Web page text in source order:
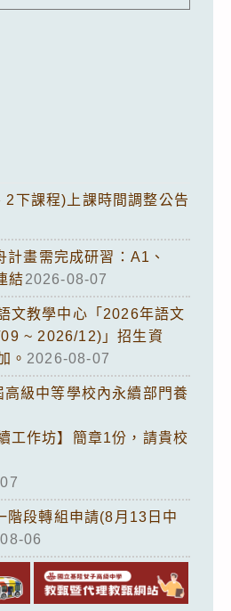
下課程)上課時間調整公告
畫需完成研習：A1、
結2026-08-07
文教學中心「2026年語文
~ 2026/12)」招生資
。 2026-08-07
級中等學校內永續部門養
工作坊】簡章1份，請貴校
階段轉組申請(8月13日中
06